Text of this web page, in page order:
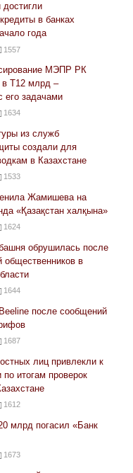
в банках
года
1557
МЭПР РК
в Т12 млрд –
его задачами
1634
из служб
создали для
в Казахстане
1533
Жамишева на
«Қазақстан халқына»
1624
обрушилась после
общественников в
1644
после сообщений
1687
лиц привлекли к
по итогам проверок
1612
млрд погасил «Банк
1673